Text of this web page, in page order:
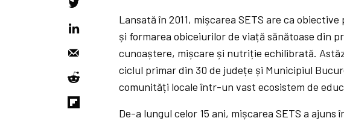
Lansată în 2011, mișcarea SETS are ca
și formarea obiceiurilor de viață sănătoase din
cunoaștere, mișcare și nutriție echilibrată.
ciclul primar din 30 de județe și Municipiul
comunități locale într-un vast ecosistem de
De-a lungul celor 15 ani, mișcarea SETS a